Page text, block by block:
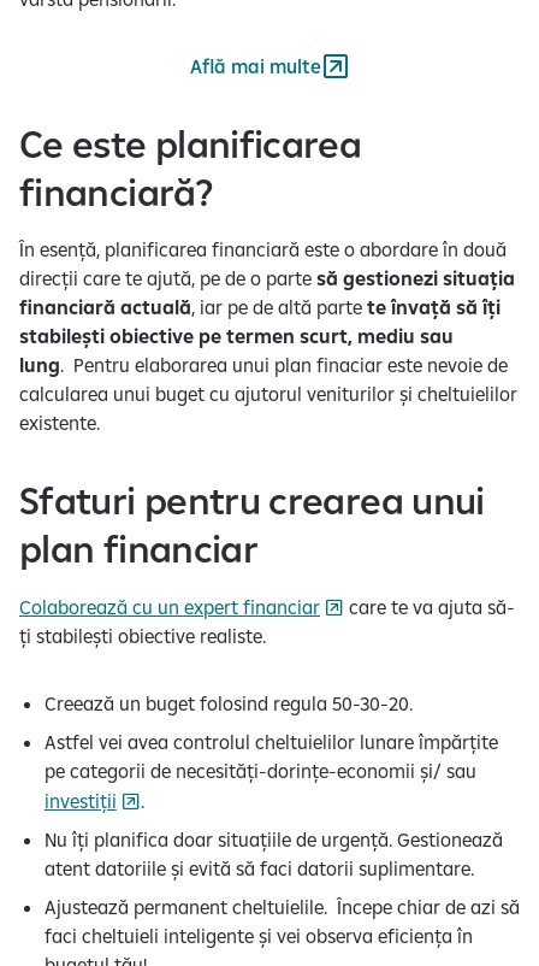
Află mai multe
Ce este planificarea
financiară?
În esență, planificarea financiară este o abordare în două
direcții care te ajută, pe de o parte să gestionezi situația
financiară actuală, iar pe de altă parte te învață să îți
stabilești obiective pe termen scurt, mediu sau
lung. Pentru elaborarea unui plan finaciar este nevoie de
calcularea unui buget cu ajutorul veniturilor și cheltuielilor
existente.
Sfaturi pentru crearea unui
plan financiar
Colaborează cu un expert financiar
care te va ajuta să-
ți stabilești obiective realiste.
Creează un buget folosind regula 50-30-20.
Astfel vei avea controlul cheltuielilor lunare împărțite
pe categorii de necesități-dorințe-economii și/ sau
investiții
.
Nu îți planifica doar situațiile de urgență. Gestionează
atent datoriile și evită să faci datorii suplimentare.
Ajustează permanent cheltuielile. Începe chiar de azi să
faci cheltuieli inteligente și vei observa eficiența în